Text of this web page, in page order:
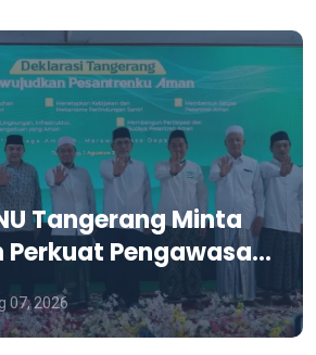
Tangerang Minta
Perkuat Pengawasan
Aturan PBG Khusus
07, 2026